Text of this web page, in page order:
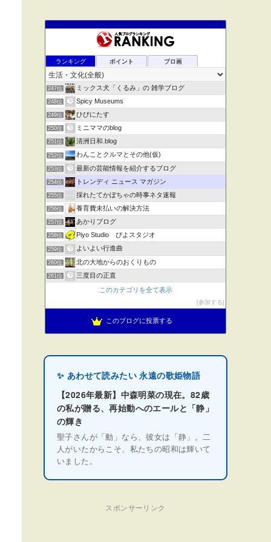
ランキング ポイント ブロ画
247位 ミックス犬「くるみ」の 雑学ブログ
248位 Spicy Museums
249位 ひびにたす
250位 ミニママのblog
251位 清洲日和.blog
252位 わんことクルマとその他(仮)
253位 最新の芸能情報を紹介するブログ
254位 トレンディ ニュース マガジン
255位 採れたてかぼちゃの時事ネタ速報
256位 養育費未払いの解決方法
257位 あかりブログ
258位 Piyo Studio ぴよスタジオ
259位 よいよい行進曲
260位 北の大地からのおくりもの
261位 三度目の正直
このカテゴリを全て表示
参加する
このブログに投票する
✨ あわせて読みたい 永遠の歌姫物語
【2026年最新】中森明菜の現在。82歳
の私が贈る、再始動へのエールと「静」
の輝き
聖子さんが「動」なら、彼女は「静」。二
人がいたからこそ、私たちの昭和は輝いて
いました。
スポンサーリンク